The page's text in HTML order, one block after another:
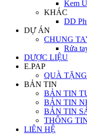
Kem
KHÁC
DD
DỰ ÁN
CHUNG
Rửa
DƯỢC LIỆU
E.PAP
QUÀ
BẢN TIN
BẢN TIN
BẢN TIN
BẢN TIN
THÔNG
LIÊN HỆ